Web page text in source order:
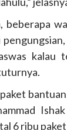
beberapa
kalau
6 ribu